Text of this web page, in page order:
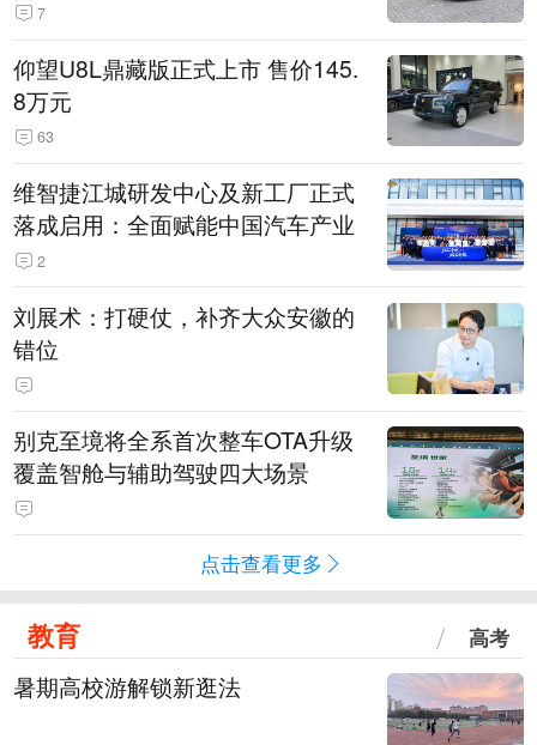
7
仰望U8L鼎藏版正式上市 售价145.
8万元
63
维智捷江城研发中心及新工厂正式
落成启用：全面赋能中国汽车产业
2
刘展术：打硬仗，补齐大众安徽的
错位
别克至境将全系首次整车OTA升级
覆盖智舱与辅助驾驶四大场景
点击查看更多
教育 高考
暑期高校游解锁新逛法